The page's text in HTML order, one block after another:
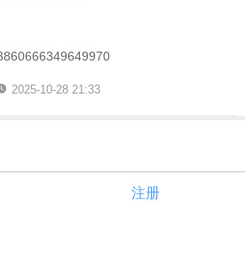
2025-10-28 21:33
注册
赞0